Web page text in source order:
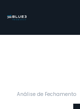
Análise de Fechamento